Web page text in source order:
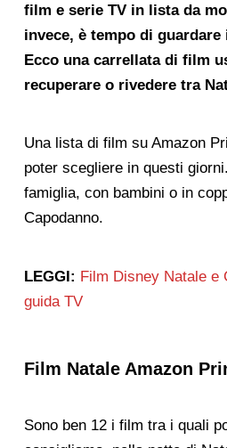
film e serie TV in lista da
invece, è tempo di
Ecco una carrellata di film
recuperare o rivedere tra
Una lista di film su Amazon
poter scegliere in questi
famiglia, con bambini o in
Capodanno.
LEGGI: Film Disney Natale e
guida TV
Film Natale Amazon
Sono ben 12 i film tra i quali